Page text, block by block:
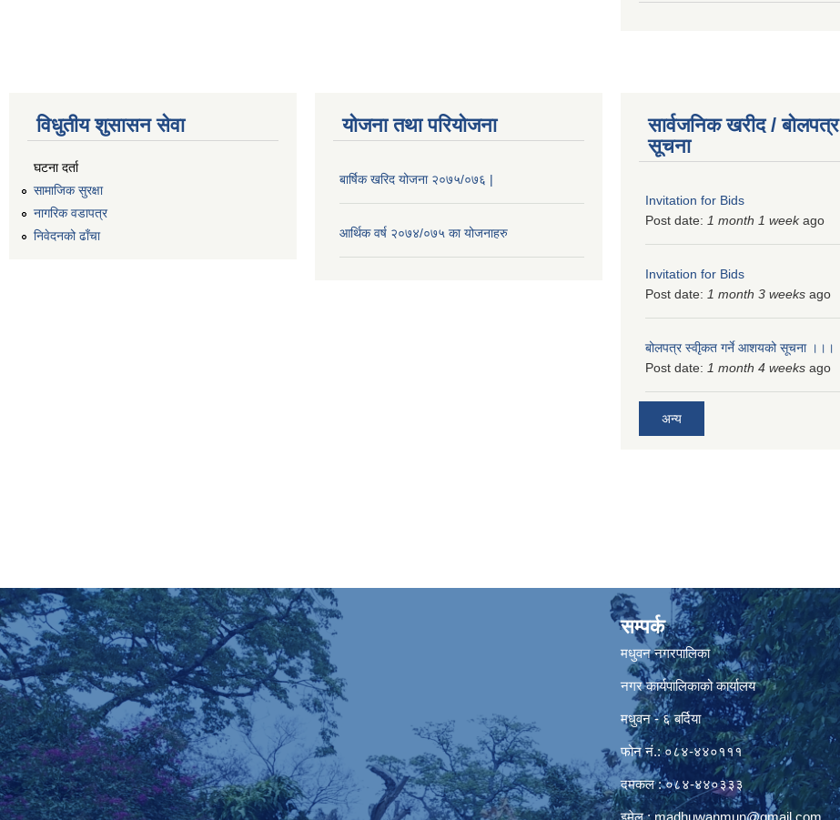
विधुतीय शुसासन सेवा
घटना दर्ता
सामाजिक सुरक्षा
नागरिक वडापत्र
निवेदनको ढाँचा
योजना तथा परियोजना
बार्षिक खरिद योजना २०७५/०७६ |
आर्थिक वर्ष २०७४/०७५ का योजनाहरु
सार्वजनिक खरीद / बोलपत्र
सूचना
Invitation for Bids
Post date: 1 month 1 weekago
Invitation for Bids
Post date: 1 month 3 weeks ago
बोलपत्र स्वीृकत गर्ने आशयको सूचना ।।।
Post date: 1 month 4 weeks ago
अन्य
सम्पर्क
मधुवन नगरपालिका
नगर कार्यपालिकाको कार्यालय
मधुवन - ६ बर्दिया
फोन नं.: ०८४-४४०१११
दमकल : ०८४-४४०३३३
इमेल :madhuwanmun@gmail.com